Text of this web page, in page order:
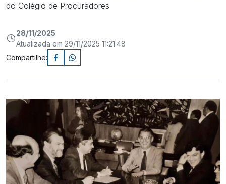
do Colégio de Procuradores
28/11/2025
Atualizada em 29/11/2025 11:21:48
Compartilhe: